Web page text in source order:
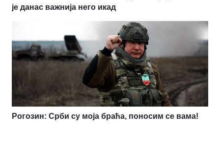
је данас важнија него икад
Рогозин: Срби су моја браћа, поносим се вама!